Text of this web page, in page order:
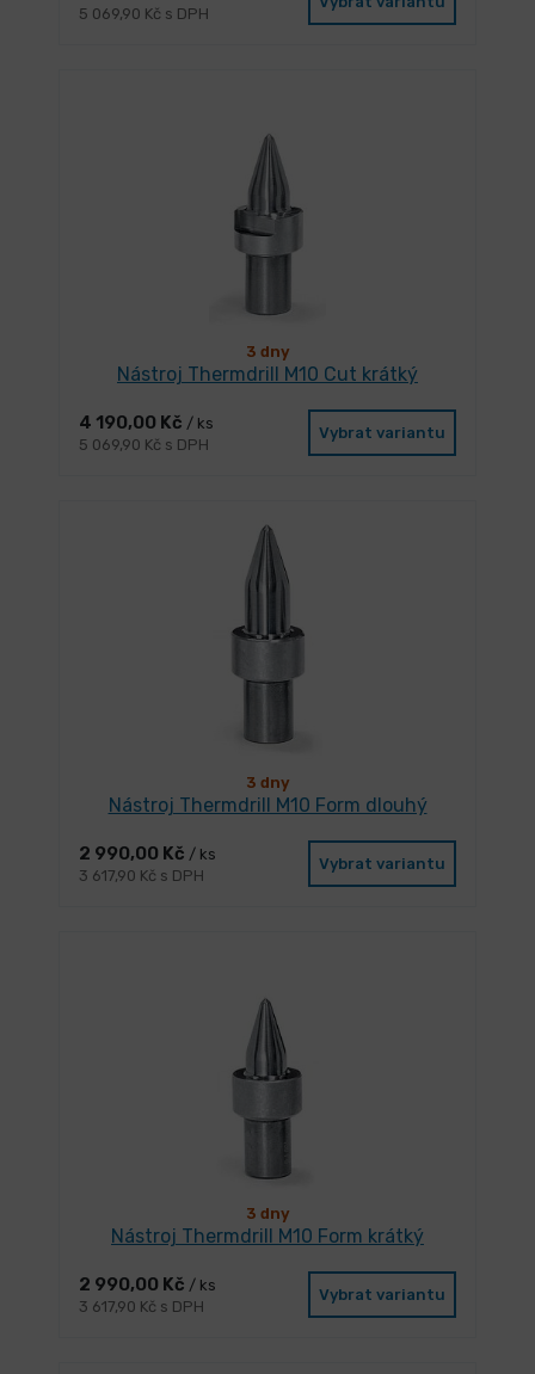
5 069,90 Kč s DPH
3 dny
Nástroj Thermdrill M10 Cut krátký
4 190,00 Kč / ks
5 069,90 Kč s DPH
Vybrat variantu
3 dny
Nástroj Thermdrill M10 Form dlouhý
2 990,00 Kč / ks
3 617,90 Kč s DPH
Vybrat variantu
3 dny
Nástroj Thermdrill M10 Form krátký
2 990,00 Kč / ks
3 617,90 Kč s DPH
Vybrat variantu